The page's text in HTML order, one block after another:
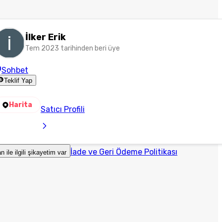
İlker Erik
Tem 2023 tarihinden beri üye
Sohbet
Teklif Yap
Harita Satıcı Profili
ile ilgili şikayetim var İade ve Geri Ödeme Politikası